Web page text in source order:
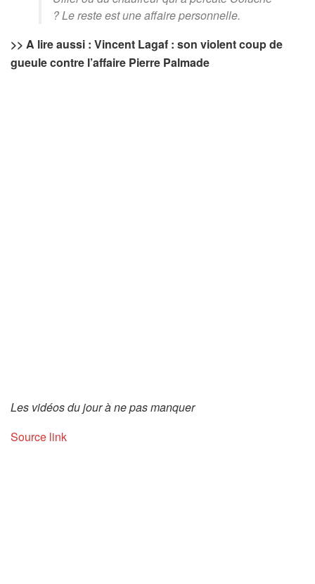
? Le reste est une affaire personnelle.
>> A lire aussi : Vincent Lagaf : son violent coup de
gueule contre l’affaire Pierre Palmade
Les vidéos du jour à ne pas manquer
Source link